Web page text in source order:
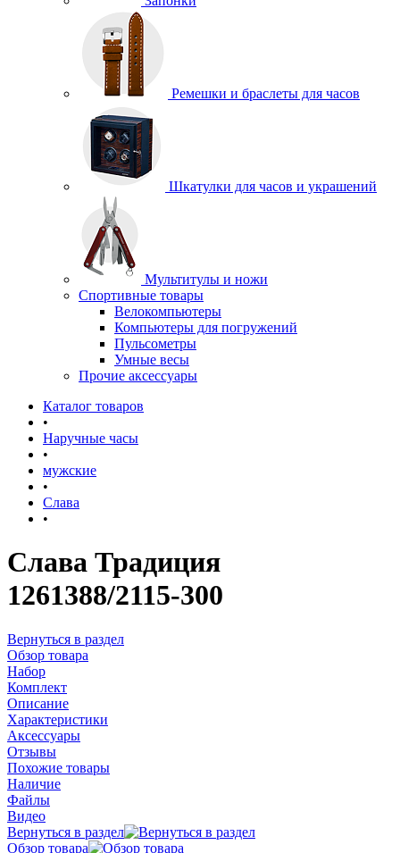
Ремешки и браслеты для часов
Шкатулки для часов и украшений
Мультитулы и ножи
Спортивные товары
Велокомпьютеры
Компьютеры для погружений
Пульсометры
Умные весы
Прочие аксессуары
Каталог товаров
•
Наручные часы
•
мужские
•
Слава
•
Слава Традиция
1261388/2115-300
Вернуться в раздел
Обзор товара
Набор
Комплект
Описание
Характеристики
Аксессуары
Отзывы
Похожие товары
Наличие
Файлы
Видео
Вернуться в раздел
Обзор товара